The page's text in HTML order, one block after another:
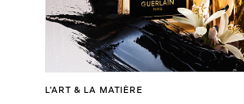
L’ART & LA MATIÈRE